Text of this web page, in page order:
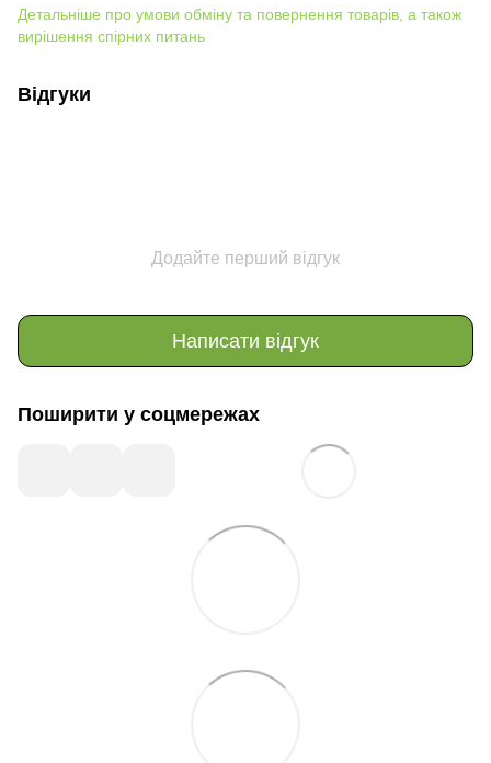
Детальніше про умови обміну та повернення товарів, а також
вирішення спірних питань
Відгуки
Додайте перший відгук
Написати відгук
Поширити у соцмережах